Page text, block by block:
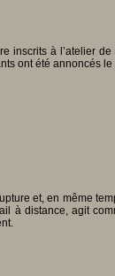
inscrits à l’atelier
ont été
et, en même
distance, agit